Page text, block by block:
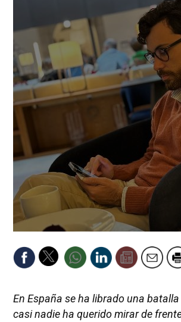
En España se ha librado una
casi nadie ha querido mirar de